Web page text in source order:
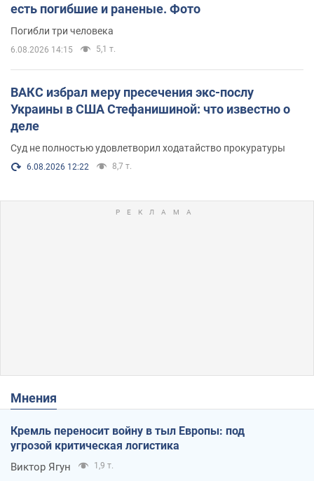
есть погибшие и раненые. Фото
Погибли три человека
6.08.2026 14:15 5,1 т.
ВАКС избрал меру пресечения экс-послу
Украины в США Стефанишиной: что известно о
деле
Суд не полностью удовлетворил ходатайство прокуратуры
6.08.2026 12:22 8,7 т.
Мнения
Кремль переносит войну в тыл Европы: под
угрозой критическая логистика
Виктор Ягун 1,9 т.